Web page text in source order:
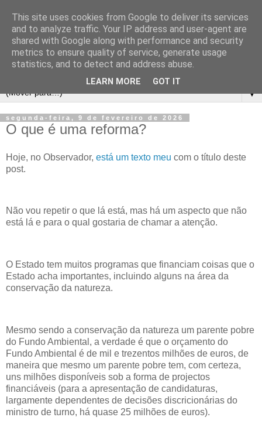
▼
segunda-feira, 9 de fevereiro de 2026
O que é uma reforma?
Hoje, no Observador, está um texto meu com o título deste
post.
Não vou repetir o que lá está, mas há um aspecto que não
está lá e para o qual gostaria de chamar a atenção.
O Estado tem muitos programas que financiam coisas que o
Estado acha importantes, incluindo alguns na área da
conservação da natureza.
Mesmo sendo a conservação da natureza um parente pobre
do Fundo Ambiental, a verdade é que o orçamento do
Fundo Ambiental é de mil e trezentos milhões de euros, de
maneira que mesmo um parente pobre tem, com certeza,
uns milhões disponíveis sob a forma de projectos
financiáveis (para a apresentação de candidaturas,
largamente dependentes de decisões discricionárias do
ministro de turno, há quase 25 milhões de euros).
This site uses cookies from Google to deliver its services
and to analyze traffic. Your IP address and user-agent are
shared with Google along with performance and security
metrics to ensure quality of service, generate usage
statistics, and to detect and address abuse.
LEARN MORE GOT IT